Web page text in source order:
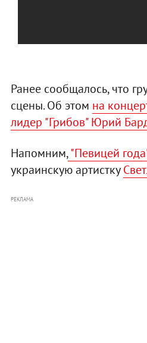
Ранее сообщалось, что
сцены. Об этом на
лидер "Грибов" Юрий
Напомним,"Певицей
украинскую артистку
РЕКЛАМА